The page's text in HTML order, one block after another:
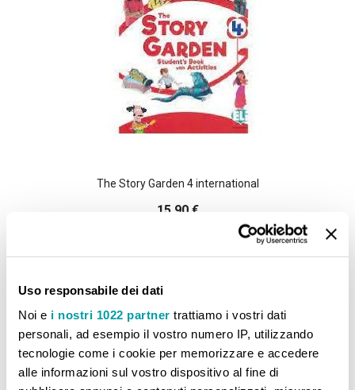
Uso responsabile dei dati
Noi e i nostri 1022 partner trattiamo i vostri dati
personali, ad esempio il vostro numero IP, utilizzando
tecnologie come i cookie per memorizzare e accedere
alle informazioni sul vostro dispositivo al fine di
The Story Garden 4 international
15,90 €